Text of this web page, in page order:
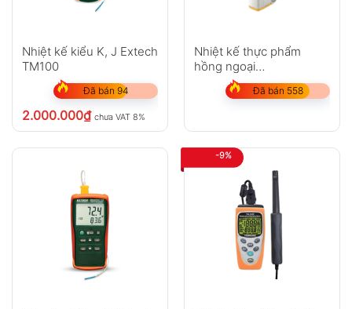
Nhiệt kế kiểu K, J Extech
TM100
Đã bán 94
2.000.000₫ chưa VAT 8%
Nhiệt kế thực phẩm
hồng ngoại
Fluke FoodPro
Đã bán 558
-9%